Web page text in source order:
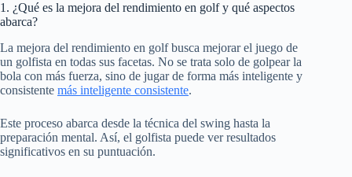
1. ¿Qué es la mejora del rendimiento en golf y qué aspectos
abarca?
La mejora del rendimiento en golf busca mejorar el juego de
un golfista en todas sus facetas. No se trata solo de golpear la
bola con más fuerza, sino de jugar de forma más inteligente y
consistente más inteligente consistente.
Este proceso abarca desde la técnica del swing hasta la
preparación mental. Así, el golfista puede ver resultados
significativos en su puntuación.